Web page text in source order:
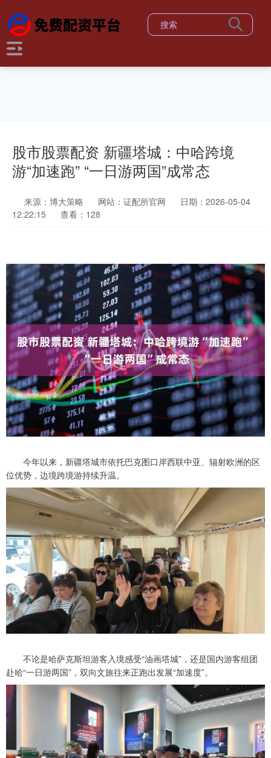
股市股票配资 新疆塔城：中哈跨境
游“加速跑” “一日游两国”成常态
来源：博大策略 网站：证配所官网
日期：2026-05-04
12:22:15
查看：128
今年以来，新疆塔城市依托巴克图口岸西联中亚、辐射欧洲的区
位优势，边境跨境游持续升温。
不论是哈萨克斯坦游客入境感受“油画塔城”，还是国内游客组团
赴哈“一日游两国”，双向文旅往来正跑出发展“加速度”。